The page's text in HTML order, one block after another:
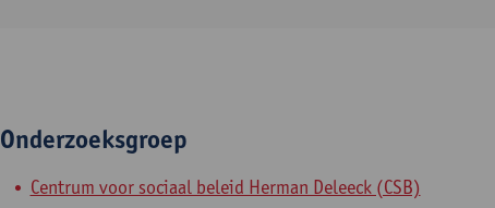
Onderzoeksgroep
Centrum voor sociaal beleid Herman Deleeck (CSB)